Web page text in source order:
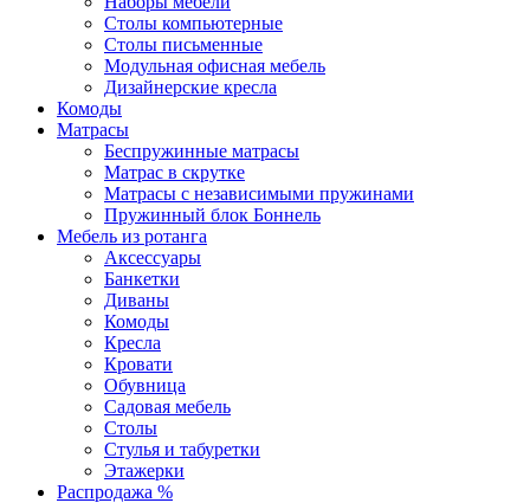
Столы компьютерные
Столы письменные
Модульная офисная мебель
Дизайнерские кресла
Комоды
Матрасы
Беспружинные матрасы
Матрас в скрутке
Матрасы с независимыми пружинами
Пружинный блок Боннель
Мебель из ротанга
Аксессуары
Банкетки
Диваны
Комоды
Кресла
Кровати
Обувница
Садовая мебель
Столы
Стулья и табуретки
Этажерки
Распродажа %